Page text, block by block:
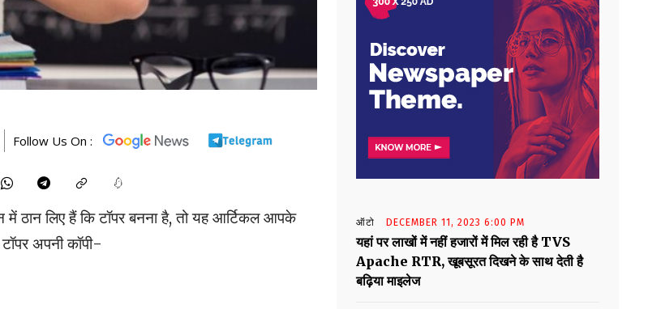
Follow Us On :
ठान लिए हैं कि टॉपर बनना है, तो यह आर्टिकल आपके
अपनी कॉपी-
ऑटो DECEMBER 11, 2023 6:00 PM
यहां पर लाखों में नहीं हजारों में मिल रही है TVS
Apache RTR, खूबसूरत दिखने के साथ देती है
बढ़िया माइलेज